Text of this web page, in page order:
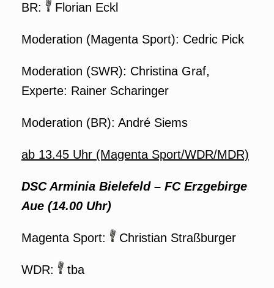
BR: Florian Eckl
Moderation (Magenta Sport): Cedric Pick
Moderation (SWR): Christina Graf,
Experte: Rainer Scharinger
Moderation (BR): André Siems
ab 13.45 Uhr (Magenta Sport/WDR/MDR)
DSC Arminia Bielefeld – FC Erzgebirge
Aue (14.00 Uhr)
Magenta Sport: Christian Straßburger
WDR: tba